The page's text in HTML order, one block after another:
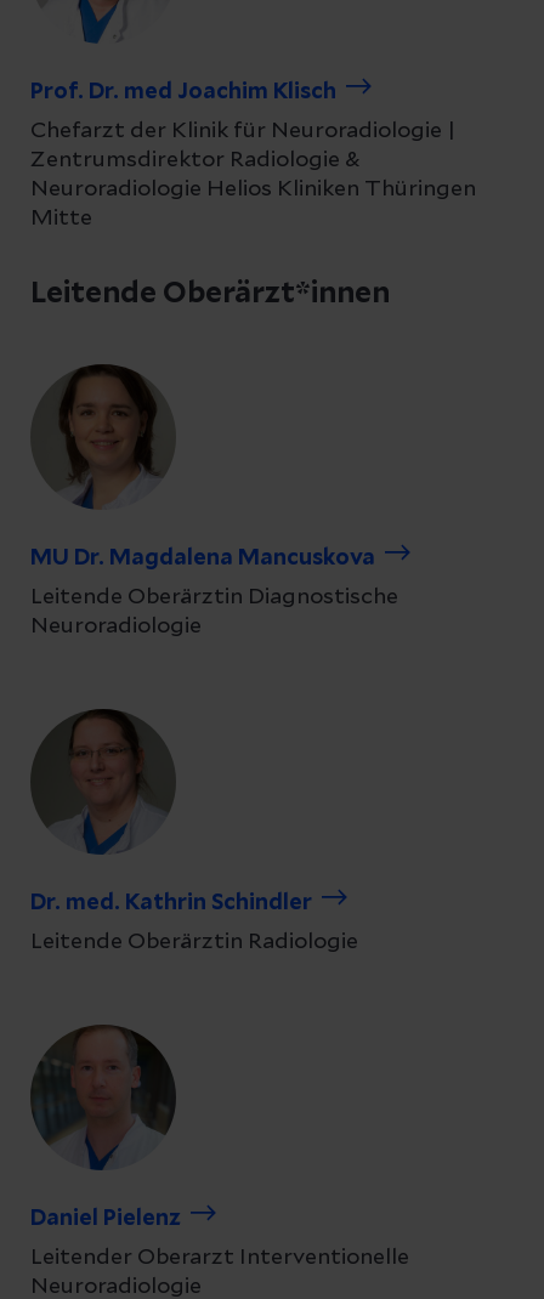
Prof. Dr. med Joachim Klisch
Chefarzt der Klinik für Neuroradiologie |
Zentrumsdirektor Radiologie &
Neuroradiologie Helios Kliniken Thüringen
Mitte
Leitende Oberärzt*innen
MU Dr. Magdalena Mancuskova
Leitende Oberärztin Diagnostische
Neuroradiologie
Dr. med. Kathrin Schindler
Leitende Oberärztin Radiologie
Daniel Pielenz
Leitender Oberarzt Interventionelle
Neuroradiologie